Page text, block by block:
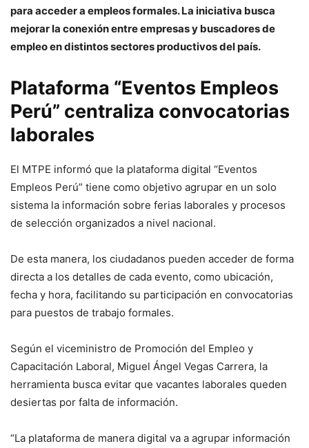
para acceder a empleos formales. La iniciativa busca
mejorar la conexión entre empresas y buscadores de
empleo en distintos sectores productivos del país.
Plataforma “Eventos Empleos
Perú” centraliza convocatorias
laborales
El MTPE informó que la plataforma digital “Eventos
Empleos Perú” tiene como objetivo agrupar en un solo
sistema la información sobre ferias laborales y procesos
de selección organizados a nivel nacional.
De esta manera, los ciudadanos pueden acceder de forma
directa a los detalles de cada evento, como ubicación,
fecha y hora, facilitando su participación en convocatorias
para puestos de trabajo formales.
Según el viceministro de Promoción del Empleo y
Capacitación Laboral, Miguel Ángel Vegas Carrera, la
herramienta busca evitar que vacantes laborales queden
desiertas por falta de información.
“La plataforma de manera digital va a agrupar información